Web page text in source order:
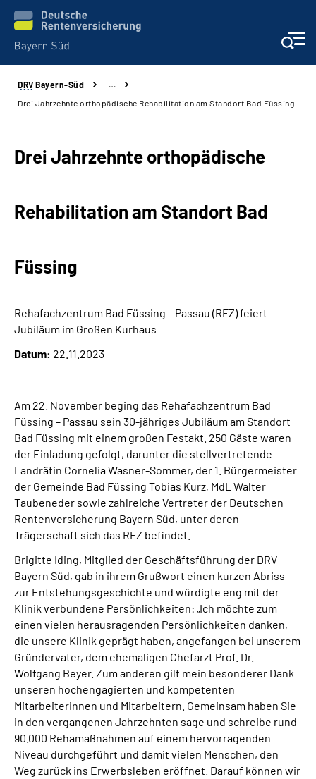
Beratung und Kontakt
Rehaverbund
Leichte Sprache
Suche
Mein Kundenportal
DRV Bayern-Süd
…
Drei Jahrzehnte orthopädische Rehabilitation am Standort Bad Füssing
Drei Jahrzehnte orthopädische
Rehabilitation am Standort Bad
Füssing
Rehafachzentrum Bad Füssing – Passau (RFZ) feiert
Jubiläum im Großen Kurhaus
Datum: 22.11.2023
Am 22. November beging das Rehafachzentrum Bad
Füssing – Passau sein 30-jähriges Jubiläum am Standort
Bad Füssing mit einem großen Festakt. 250 Gäste waren
der Einladung gefolgt, darunter die stellvertretende
Landrätin Cornelia Wasner-Sommer, der 1. Bürgermeister
der Gemeinde Bad Füssing Tobias Kurz, MdL Walter
Taubeneder sowie zahlreiche Vertreter der Deutschen
Rentenversicherung Bayern Süd, unter deren
Trägerschaft sich das RFZ befindet.
Brigitte Iding, Mitglied der Geschäftsführung der DRV
Bayern Süd, gab in ihrem Grußwort einen kurzen Abriss
zur Entstehungsgeschichte und würdigte eng mit der
Klinik verbundene Persönlichkeiten: „Ich möchte zum
einen vielen herausragenden Persönlichkeiten danken,
die unsere Klinik geprägt haben, angefangen bei unserem
Gründervater, dem ehemaligen Chefarzt Prof. Dr.
Wolfgang Beyer. Zum anderen gilt mein besonderer Dank
unseren hochengagierten und kompetenten
Mitarbeiterinnen und Mitarbeitern. Gemeinsam haben Sie
in den vergangenen Jahrzehnten sage und schreibe rund
90.000 Rehamaßnahmen auf einem hervorragenden
Niveau durchgeführt und damit vielen Menschen, den
Weg zurück ins Erwerbsleben eröffnet. Darauf können wir